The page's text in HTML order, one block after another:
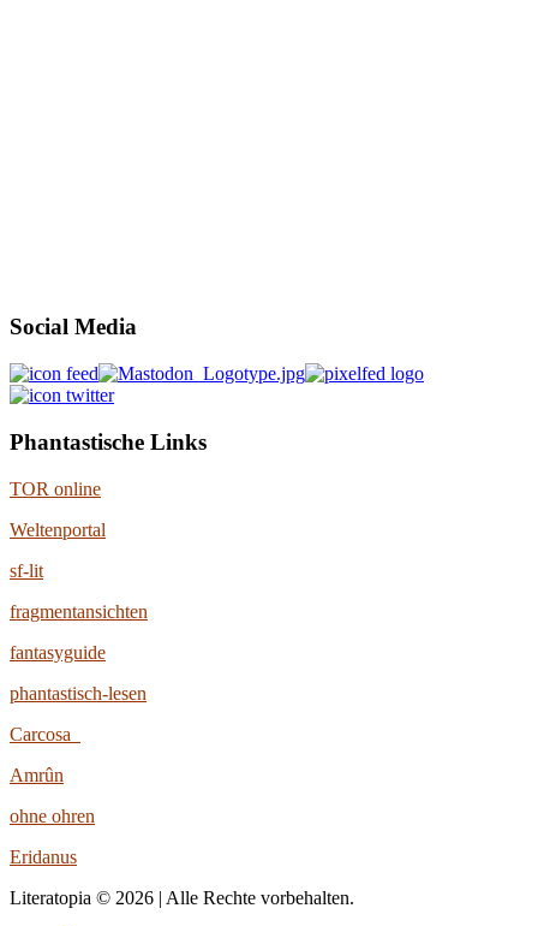
Social Media
Phantastische Links
TOR online
Weltenportal
sf-lit
fragmentansichten
fantasyguide
phantastisch-lesen
Carcosa
Amrûn
ohne ohren
Eridanus
Literatopia © 2026 | Alle Rechte vorbehalten.